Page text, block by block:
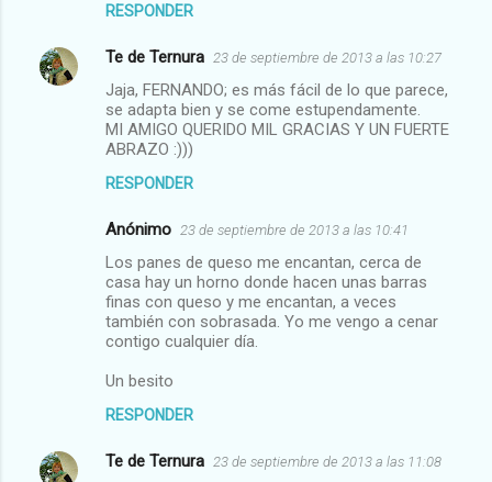
RESPONDER
Te de Ternura 23 de septiembre de 2013 a las 10:27
Jaja, FERNANDO; es más fácil de lo que parece,
se adapta bien y se come estupendamente.
MI AMIGO QUERIDO MIL GRACIAS Y UN FUERTE
ABRAZO :)))
RESPONDER
Anónimo 23 de septiembre de 2013 a las 10:41
Los panes de queso me encantan, cerca de
casa hay un horno donde hacen unas barras
finas con queso y me encantan, a veces
también con sobrasada. Yo me vengo a cenar
contigo cualquier día.
Un besito
RESPONDER
Te de Ternura 23 de septiembre de 2013 a las 11:08